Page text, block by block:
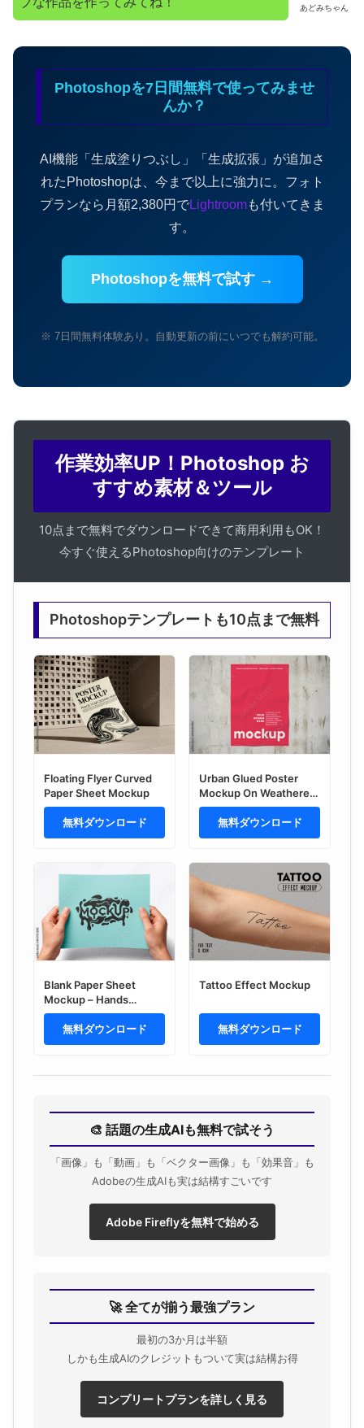
あどみちゃん
Photoshopを7日間無料で使ってみませ
んか？
AI機能「生成塗りつぶし」「生成拡張」が追加さ
れたPhotoshopは、今まで以上に強力に。フォト
プランなら月額2,380円でLightroomも付いてきま
す。
Photoshopを無料で試す →
※ 7日間無料体験あり。自動更新の前にいつでも解約可能。
作業効率UP！Photoshop お
すすめ素材＆ツール
10点まで無料でダウンロードできて商用利用もOK！
今すぐ使えるPhotoshop向けのテンプレート
Photoshopテンプレートも10点まで無料
Floating Flyer Curved
Paper Sheet Mockup
無料ダウンロード
Urban Glued Poster
Mockup On Weathered
Cement Wall Surface
無料ダウンロード
Blank Paper Sheet
Mockup – Hands
holding flyer
無料ダウンロード
Tattoo Effect Mockup
無料ダウンロード
🎨 話題の生成AIも無料で試そう
「画像」も「動画」も「ベクター画像」も「効果音」も
Adobeの生成AIも実は結構すごいです
Adobe Fireflyを無料で始める
🚀 全てが揃う最強プラン
最初の3か月は半額
しかも生成AIのクレジットもついて実は結構お得
コンプリートプランを詳しく見る